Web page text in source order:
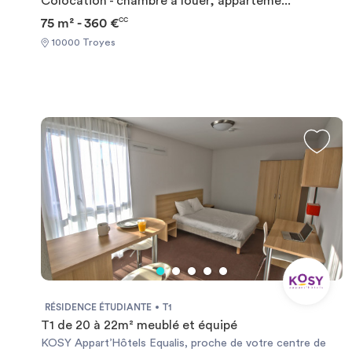
75 m² - 360 €CC
10000 Troyes
RÉSIDENCE ÉTUDIANTE T1
T1 de 20 à 22m² meublé et équipé
KOSY Appart’Hôtels Equalis, proche de votre centre de